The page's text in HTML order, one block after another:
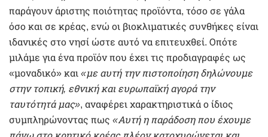
παράγουν άριστης ποιότητας προϊόντα, τόσο σε γάλα
όσο και σε κρέας, ενώ οι βιοκλιματικές συνθήκες είναι
ιδανικές στο νησί ώστε αυτό να επιτευχθεί. Οπότε
μιλάμε για ένα προϊόν που έχει τις προδιαγραφές ως
«μοναδικό» και «με αυτή την πιστοποίηση δηλώνουμε
στην τοπική, εθνική και ευρωπαϊκή αγορά την
ταυτότητά μας», αναφέρει χαρακτηριστικά ο ίδιος
συμπληρώνοντας πως «Αυτή η παράδοση που έχουμε